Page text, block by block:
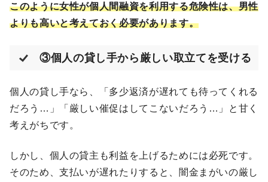
このように女性が個人間融資を利用する危険性は、男性
よりも高いと考えておく必要があります。
③個人の貸し手から厳しい取立てを受ける
個人の貸し手なら、「多少返済が遅れても待ってくれる
だろう…」「厳しい催促はしてこないだろう…」と甘く
考えがちです。
しかし、個人の貸主も利益を上げるためには必死です。
そのため、支払いが遅れたりすると、闇金まがいの厳し